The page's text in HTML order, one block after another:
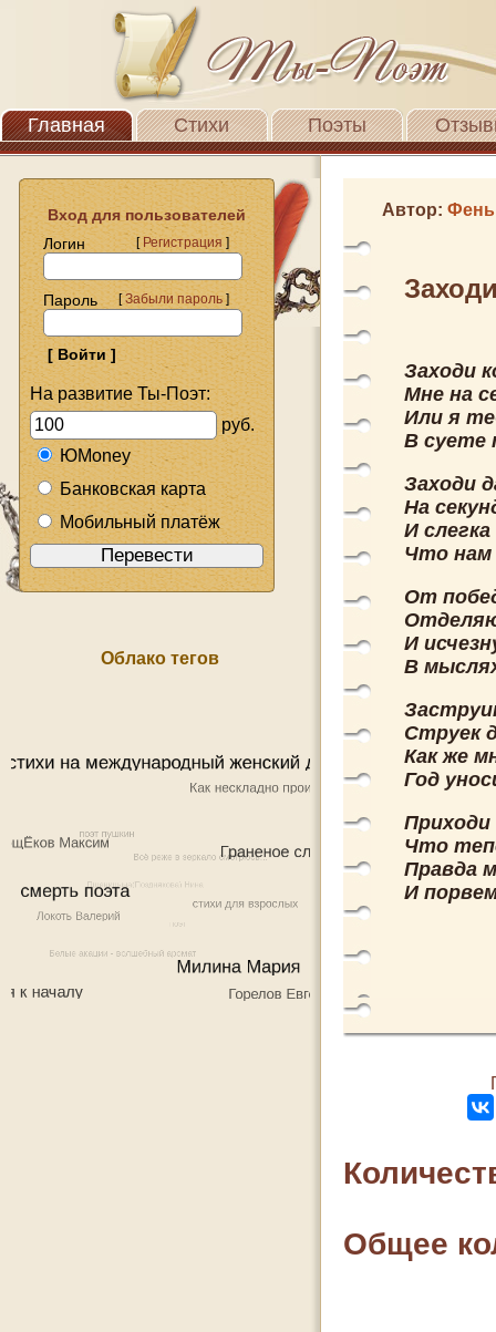
Главная Стихи Поэты
Вход для пользователей
Логин
[Регистрация]
Пароль [Забыли пароль]
На развитие Ты-Поэт:
руб.
ЮMoney
Банковская карта
Мобильный платёж
Облако тегов
Автор:
Заходи
Мне на
Или я
В суете
Заходи
На
И
Что нам
От
И
В
Струек
Как же
Год
Приходи
Что
Правда
И
Общее